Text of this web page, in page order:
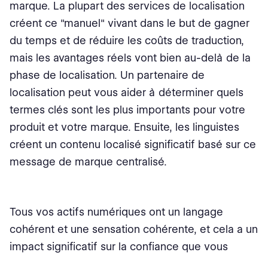
marque. La plupart des services de localisation
créent ce "manuel" vivant dans le but de gagner
du temps et de réduire les coûts de traduction,
mais les avantages réels vont bien au-delà de la
phase de localisation. Un partenaire de
localisation peut vous aider à déterminer quels
termes clés sont les plus importants pour votre
produit et votre marque. Ensuite, les linguistes
créent un contenu localisé significatif basé sur ce
message de marque centralisé.
Tous vos actifs numériques ont un langage
cohérent et une sensation cohérente, et cela a un
impact significatif sur la confiance que vous